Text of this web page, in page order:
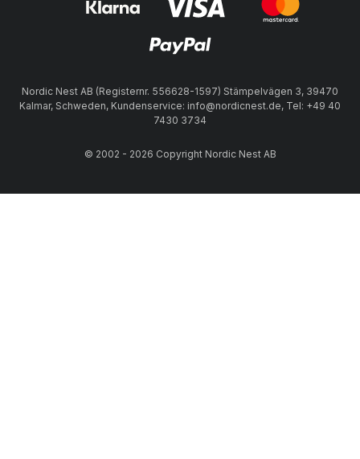
Nordic Nest AB (Registernr. 556628-1597) Stämpelvägen 3, 39470
Kalmar, Schweden, Kundenservice: info@nordicnest.de, Tel: +49 40
7430 3734
© 2002 - 2026 Copyright Nordic Nest AB